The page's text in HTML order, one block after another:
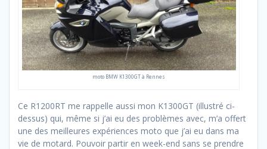
moto BMW K1300GT à Rennes
Ce R1200RT me rappelle aussi mon K1300GT (illustré ci-
dessus) qui, même si j’ai eu des problèmes avec, m’a offert
une des meilleures expériences moto que j’ai eu dans ma
vie de motard. Pouvoir partir en week-end sans se prendre